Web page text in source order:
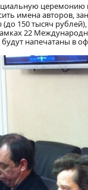
церемонию
имена авторов,
150 тысяч
22
напечатаны в